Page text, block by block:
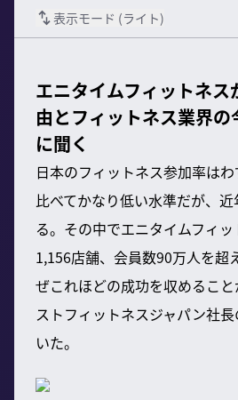
表示モード (ライト)
エニタイムフィットネス
由とフィットネス業界の
に聞く
日本のフィットネス参加率は
比べてかなり低い水準だが、
る。その中でエニタイムフィ
1,156店舗、会員数90万人を超
ぜこれほどの成功を収めるこ
ストフィットネスジャパン社
いた。